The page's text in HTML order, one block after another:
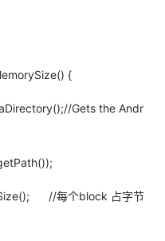
{
//Gets the Andr
//每个block 占字节